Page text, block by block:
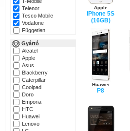
Telenor
Tesco Mobile
Vodafone
Független
Gyártó
Alcatel
Apple
Asus
Blackberry
Caterpillar
Coolpad
Doro
Emporia
HTC
Huawei
Lenovo
Apple
iPhone 5S
(16GB)
Huawei
P8